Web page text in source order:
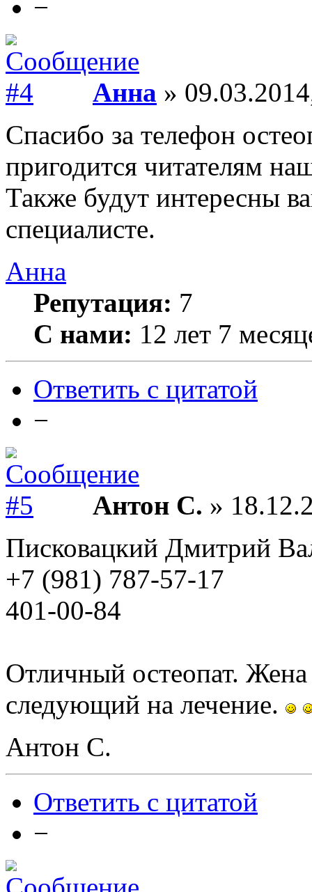
−
Анна »
Спасибо за телефон
пригодится читателям
Также будут интересны
специалисте.
Анна
Репутация: 7
С нами: 12 лет 7
Ответить с цитатой
−
Антон С. »
Писковацкий Дмитрий
+7 (981) 787-57-17
401-00-84
Отличный остеопат.
следующий на лечение.
Антон С.
Ответить с цитатой
−